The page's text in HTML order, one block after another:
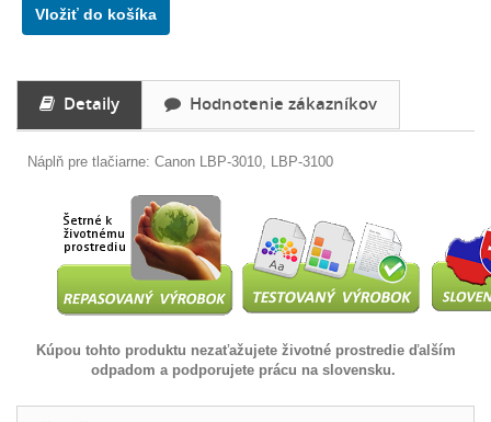
Vložiť do košíka
Detaily Hodnotenie zákazníkov
Náplň pre tlačiarne: Canon LBP-3010, LBP-3100
Kúpou tohto produktu nezaťažujete životné prostredie ďalším
odpadom a podporujete prácu na slovensku.